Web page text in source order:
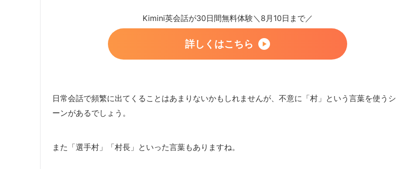
Kimini英会話が30日間無料体験＼8月10日まで／
詳しくはこちら
日常会話で頻繁に出てくることはあまりないかもしれませんが、不意に「村」という言葉を使うシ
ーンがあるでしょう。
また「選手村」「村長」といった言葉もありますね。